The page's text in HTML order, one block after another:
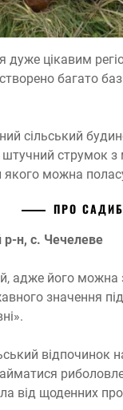
цікавим
багато
сільський
струмок
можна
ПРО
н, с. Чечелеве
адже його
значення
відпочинок
від щоденних